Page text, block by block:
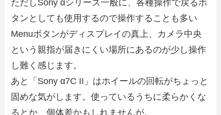
ただしSony αシリーズ一般に、各種操作で戻るボ
タンとしても使用するので操作することも多い
Menuボタンがディスプレイの真上、カメラ中央
という親指が届きにくい場所にあるのが少し操作
し難く感じます。
あと「Sony α7C II」はホイールの回転がちょっと
固めな気がします。使っているうちに柔らかくな
るとか、個体差かもしれませんが。